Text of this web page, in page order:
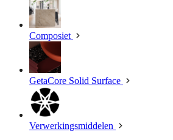
Composiet
GetaCore Solid Surface
Verwerkingsmiddelen